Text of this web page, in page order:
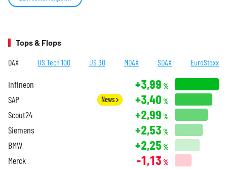
Tops & Flops
DAX US Tech 100 US 30 MDAX SDAX EuroStoxx
Infineon +3,99 %
SAP News +3,40 %
Scout24 +2,99 %
Siemens +2,53 %
BMW +2,25 %
Merck -1,13 %